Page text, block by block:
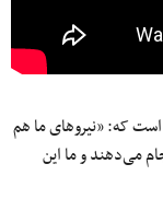
است که: «نیروهای ما هم
می‌دهند و ما این